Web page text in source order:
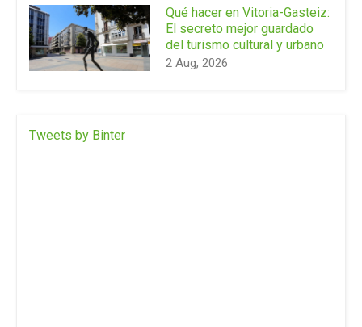
Qué hacer en Vitoria-Gasteiz:
El secreto mejor guardado
del turismo cultural y urbano
2 Aug, 2026
Tweets by Binter